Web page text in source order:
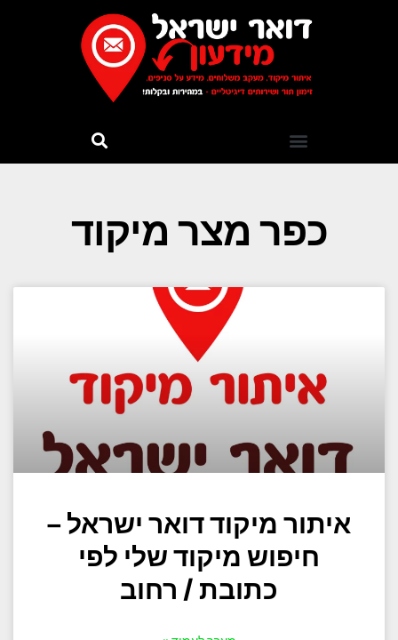
כפר מצר מיקוד
איתור מיקוד דואר ישראל –
חיפוש מיקוד שלי לפי
כתובת / רחוב